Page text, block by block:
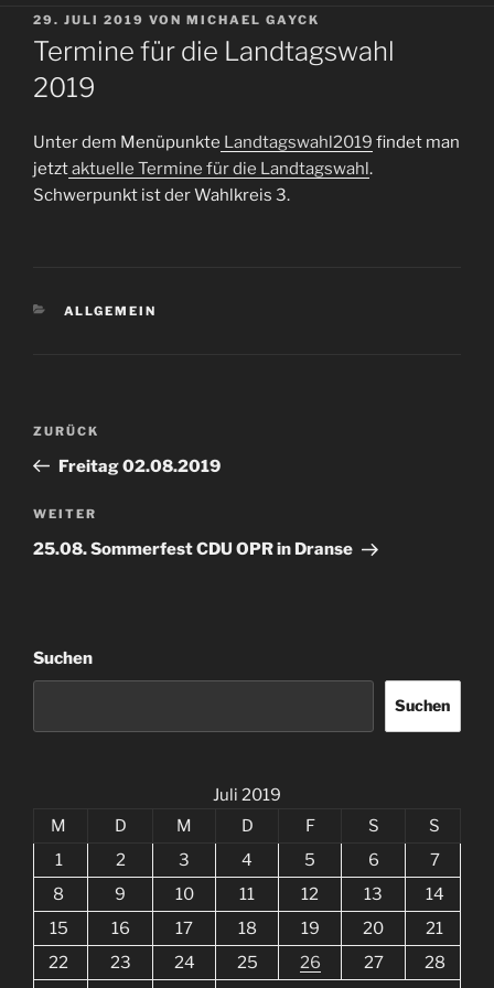
VERÖFFENTLICHT
AM
29. JULI 2019 VON MICHAEL GAYCK
Termine für die Landtagswahl
2019
Unter dem Menüpunkte Landtagswahl2019 findet man
jetztaktuelle Termine für die Landtagswahl.
Schwerpunkt ist der Wahlkreis 3.
KATEGORIEN
ALLGEMEIN
Beitragsnavigation
Vorheriger
Beitrag
ZURÜCK
Freitag 02.08.2019
Nächster
Beitrag
WEITER
25.08. Sommerfest CDU OPR in Dranse
Suchen
Suchen
Juli 2019
M
D M D F S
S
1
2 3 4 5 6
7
8
9 10 11 12 13
14
15
16 17 18 19 20
21
22
23 24 25 26 27
28